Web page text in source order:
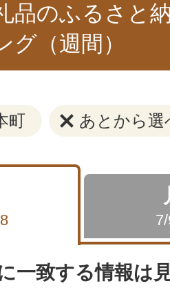
品のふるさと
グ（週間）
町 あとから選
一致する情報は